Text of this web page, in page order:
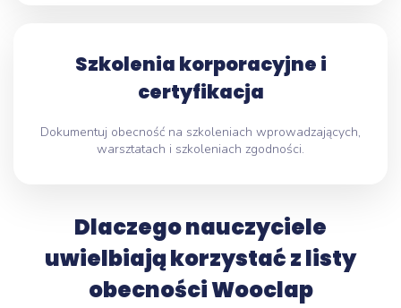
Szkolenia korporacyjne i
certyfikacja
Dokumentuj obecność na szkoleniach wprowadzających,
warsztatach i szkoleniach zgodności.
Dlaczego nauczyciele
uwielbiają korzystać z listy
obecności Wooclap